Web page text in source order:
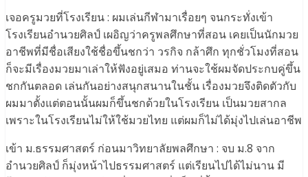
เจอครูมวยที่โรงเรียน : ผมเล่นกีฬามาเรื่อยๆ จนกระทั่งเข้า
โรงเรียนอำนวยศิลป์ เผอิญว่าครูพลศึกษาที่สอน เคยเป็นนักมวย
อาชีพที่มีชื่อเสียงใช้ชื่อขึ้นชกว่า วรกิจ กล้าศึก ทุกชั่วโมงที่สอน
ก็จะมีเรื่องมวยมาเล่าให้ฟังอยู่เสมอ ท่านจะใช้ผมจัดประกบคู่ขึ้น
ชกกันตลอด เล่นกันอย่างสนุกสนานในชั้น เรื่องมวยจึงติดตัวกับ
ผมมาตั้งแต่ตอนนั้นผมก็ขึ้นชกด้วยในโรงเรียน เป็นมวยสากล
เพราะในโรงเรียนไม่ให้ใช้มวยไทย แต่ผมก็ไม่ได้มุ่งไปเล่นอาชีพ
เข้า ม.ธรรมศาสตร์ ก่อนมาวิทยาลัยพลศึกษา : จบ ม.8 จาก
อำนวยศิลป์ ก็มุ่งหน้าไปธรรมศาสตร์ แต่เรียนไปได้ไม่นาน มี